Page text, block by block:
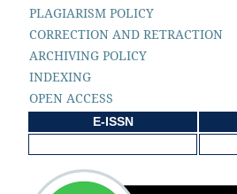
PLAGIARISM POLICY
CORRECTION AND RETRACTION
ARCHIVING POLICY
INDEXING
OPEN ACCESS
E-ISSN